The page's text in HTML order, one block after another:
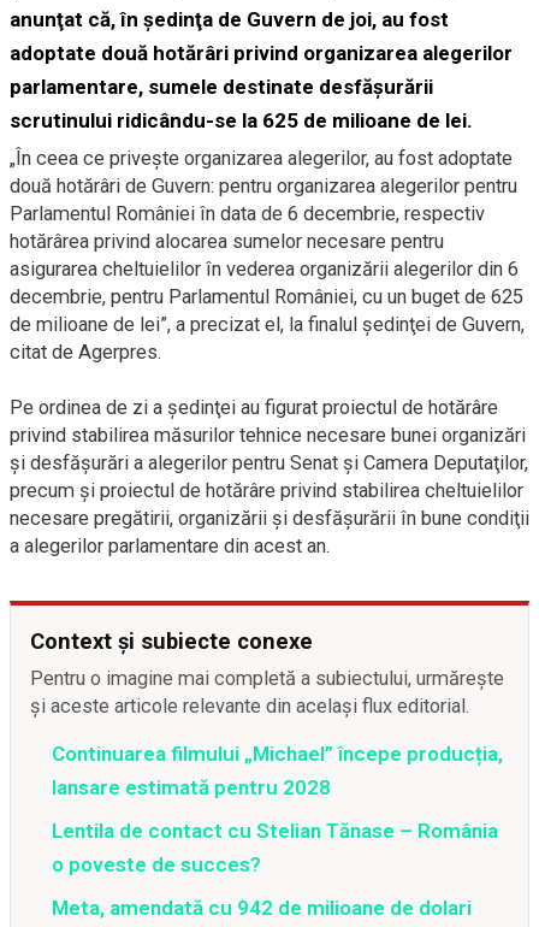
anunţat că, în şedinţa de Guvern de joi, au fost
adoptate două hotărâri privind organizarea alegerilor
parlamentare, sumele destinate desfăşurării
scrutinului ridicându-se la 625 de milioane de lei.
„În ceea ce priveşte organizarea alegerilor, au fost adoptate
două hotărâri de Guvern: pentru organizarea alegerilor pentru
Parlamentul României în data de 6 decembrie, respectiv
hotărârea privind alocarea sumelor necesare pentru
asigurarea cheltuielilor în vederea organizării alegerilor din 6
decembrie, pentru Parlamentul României, cu un buget de 625
de milioane de lei”, a precizat el, la finalul şedinţei de Guvern,
citat de Agerpres.
Pe ordinea de zi a şedinţei au figurat proiectul de hotărâre
privind stabilirea măsurilor tehnice necesare bunei organizări
şi desfăşurări a alegerilor pentru Senat şi Camera Deputaţilor,
precum şi proiectul de hotărâre privind stabilirea cheltuielilor
necesare pregătirii, organizării şi desfăşurării în bune condiţii
a alegerilor parlamentare din acest an.
Context și subiecte conexe
Pentru o imagine mai completă a subiectului, urmărește
și aceste articole relevante din același flux editorial.
Continuarea filmului „Michael” începe producția,
lansare estimată pentru 2028
Lentila de contact cu Stelian Tănase – România
o poveste de succes?
Meta, amendată cu 942 de milioane de dolari